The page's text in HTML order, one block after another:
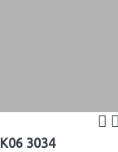
K06 3034